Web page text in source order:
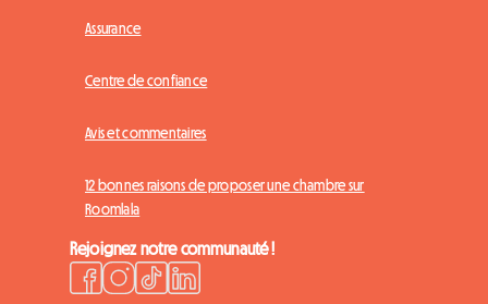
Assurance
Centre de confiance
Avis et commentaires
12 bonnes raisons de proposer une chambre sur
Roomlala
Rejoignez notre communauté !